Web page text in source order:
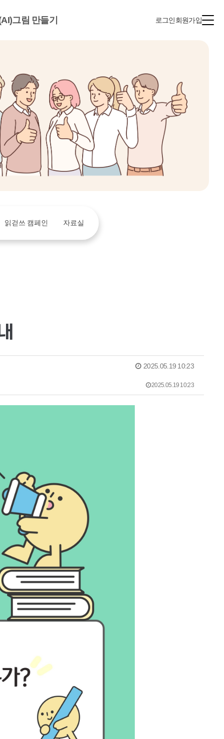
그림 만들기 로그인회원가입
읽걷쓰 캠페인 자료실
2025.05.19 10:23
2025.05.19 10:23